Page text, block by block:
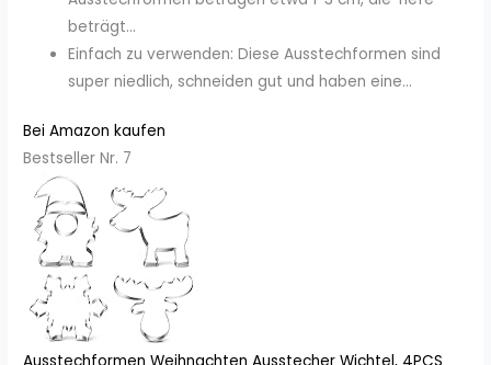
beträgt...
Einfach zu verwenden: Diese Ausstechformen sind
super niedlich, schneiden gut und haben eine...
Bei Amazon kaufen
Bestseller Nr. 7